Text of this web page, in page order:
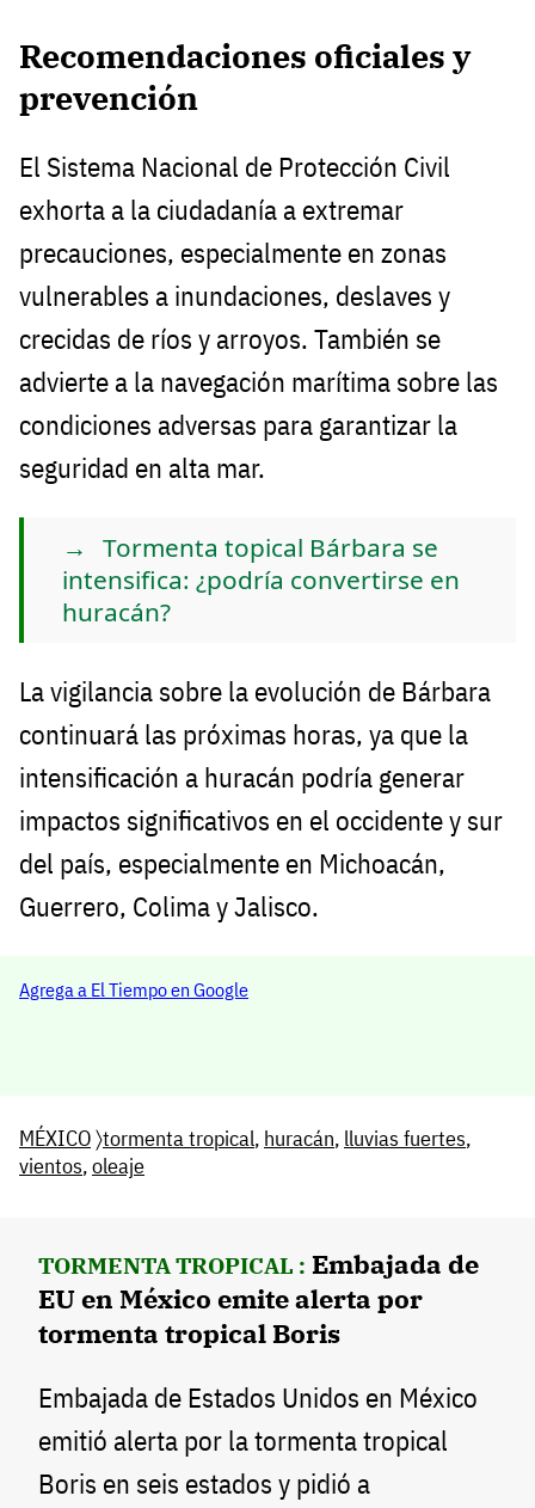
Recomendaciones oficiales y
prevención
El Sistema Nacional de Protección Civil
exhorta a la ciudadanía a extremar
precauciones, especialmente en zonas
vulnerables a inundaciones, deslaves y
crecidas de ríos y arroyos. También se
advierte a la navegación marítima sobre las
condiciones adversas para garantizar la
seguridad en alta mar.
Tormenta topical Bárbara se
intensifica: ¿podría convertirse en
huracán?
La vigilancia sobre la evolución de Bárbara
continuará las próximas horas, ya que la
intensificación a huracán podría generar
impactos significativos en el occidente y sur
del país, especialmente en Michoacán,
Guerrero, Colima y Jalisco.
Agrega a El Tiempo en Google
MÉXICO〉tormenta tropical, huracán, lluvias fuertes,
vientos,oleaje
TORMENTA TROPICAL : Embajada de
EU en México emite alerta por
tormenta tropical Boris
Embajada de Estados Unidos en México
emitió alerta por la tormenta tropical
Boris en seis estados y pidió a